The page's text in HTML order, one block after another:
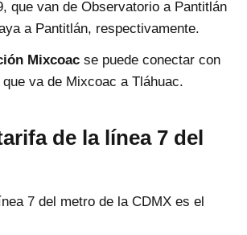
que van de Observatorio a Pantitlán
a Pantitlán, respectivamente.
Mixcoac se puede conectar con
va de Mixcoac a Tláhuac.
de la línea 7 del
7 del metro de la CDMX es el